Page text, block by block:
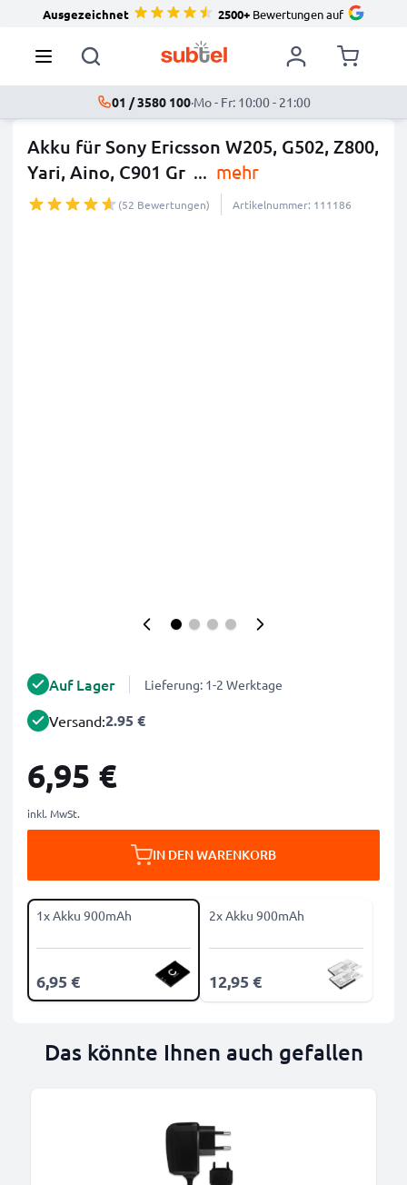
Ausgezeichnet 2500+Bewertungen auf
01 / 3580 100·Mo - Fr: 10:00 - 21:00
Akku für Sony Ericsson W205, G502, Z800,
Yari, Aino, C901 Gr ... mehr
(52 Bewertungen) Artikelnummer: 111186
Auf Lager Lieferung: 1-2 Werktage
Versand:2.95 €
6,95 €
inkl. MwSt.
IN DEN WARENKORB
1x Akku 900mAh
6,95 €
2x Akku 900mAh
12,95 €
Das könnte Ihnen auch gefallen